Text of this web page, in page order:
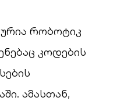
რობოტიკ
კოდების
ამასთან,